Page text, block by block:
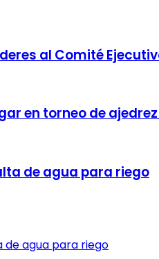
al Comité
en torneo de
de agua para riego
agua para riego